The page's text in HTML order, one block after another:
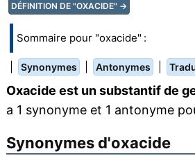
DÉFINITION DE "OXACIDE" →
Sommaire pour "oxacide" :
Synonymes Antonymes
Oxacide est un substantif de
a 1 synonyme et 1 antonyme
Synonymes d'oxacide